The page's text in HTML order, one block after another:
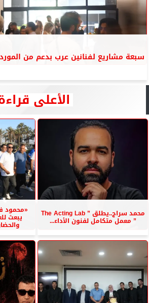
سبعة مشاريع لفنانين عرب بدعم من
الأعلى
محمد سراج..يطلق ” The Acting Lab
” معمل متكامل لفنون الأداء...
«محمود
يبعث